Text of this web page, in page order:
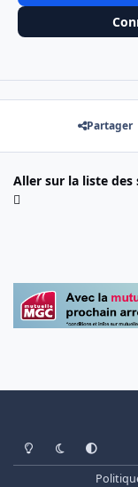
Partager
Aller sur la liste des
Light ModeDark ModeSystem